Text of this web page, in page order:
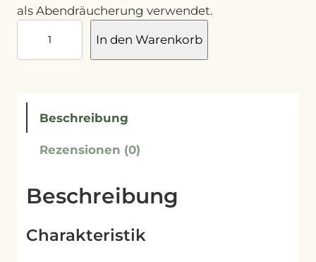
als Abendräucherung verwendet.
n
In den Warenkorb
Beschreibung
Rezensionen (0)
Beschreibung
Charakteristik